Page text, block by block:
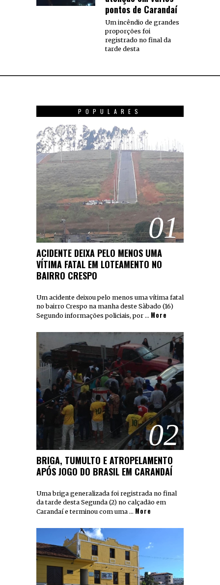
pontos de Carandaí
Um incêndio de grandes
proporções foi
registrado no final da
tarde desta
POPULARES
01
ACIDENTE DEIXA PELO MENOS UMA
VÍTIMA FATAL EM LOTEAMENTO NO
BAIRRO CRESPO
Um acidente deixou pelo menos uma vítima fatal
no bairro Crespo na manha deste Sàbado (16)
Segundo informações policiais, por … More
02
BRIGA, TUMULTO E ATROPELAMENTO
APÓS JOGO DO BRASIL EM CARANDAÍ
Uma briga generalizada foi registrada no final
da tarde desta Segunda (2) no calçadão em
Carandaí e terminou com uma … More